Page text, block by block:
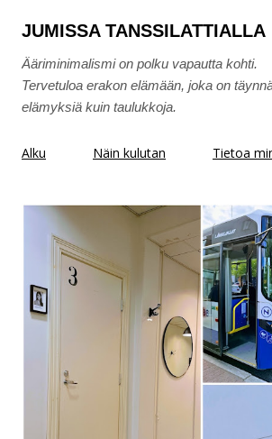
Siirry pääsisältöön
JUMISSA TANSSILATTIALLA
Ääriminimalismi on polku vapautta kohti.
Tervetuloa erakon elämään, joka on
elämyksiä kuin taulukkoja.
Alku Näin kulutan Tietoa